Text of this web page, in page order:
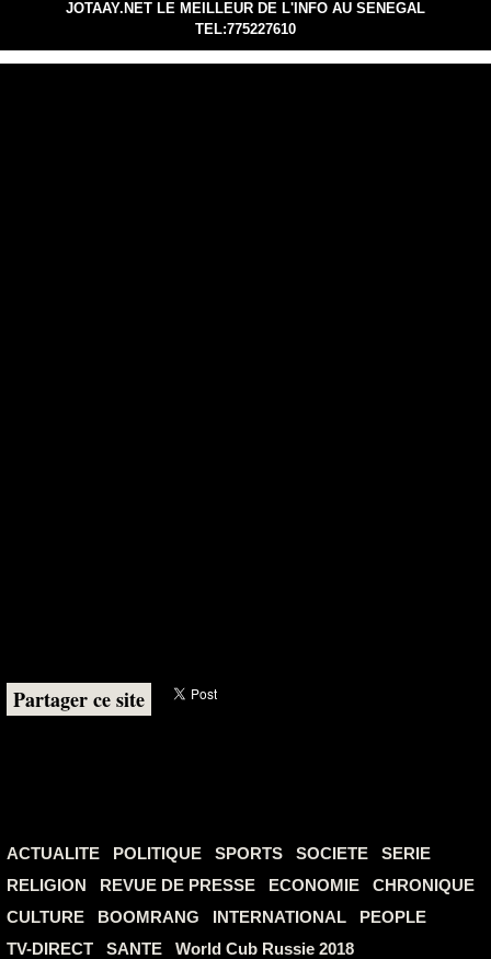
JOTAAY.NET LE MEILLEUR DE L'INFO AU SENEGAL
TEL:775227610
Partager ce site
ACTUALITE POLITIQUE SPORTS SOCIETE
SERIE
RELIGION
REVUE DE PRESSE ECONOMIE
CHRONIQUE
CULTURE
BOOMRANG INTERNATIONAL
PEOPLE
TV-DIRECT
SANTE
World Cub Russie 2018